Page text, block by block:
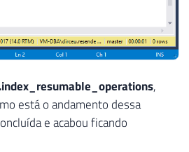
,
está o andamento dessa
e acabou ficando